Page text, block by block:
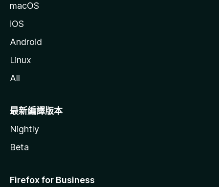
macOS
iOS
Android
Linux
All
最新編譯版本
Nightly
Beta
Firefox for Business